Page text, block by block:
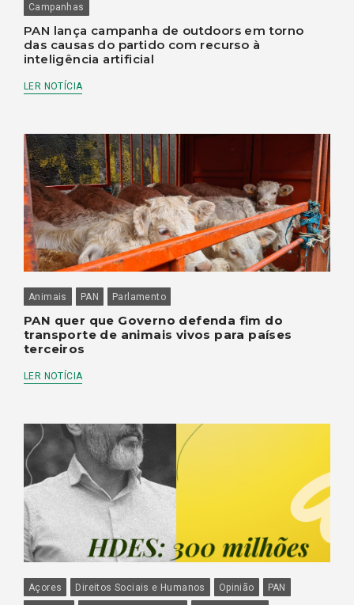
Campanhas
PAN lança campanha de outdoors em torno
das causas do partido com recurso à
inteligência artificial
LER NOTÍCIA
Animais PAN Parlamento
PAN quer que Governo defenda fim do
transporte de animais vivos para países
terceiros
LER NOTÍCIA
Açores Direitos Sociais e Humanos Opinião
PAN